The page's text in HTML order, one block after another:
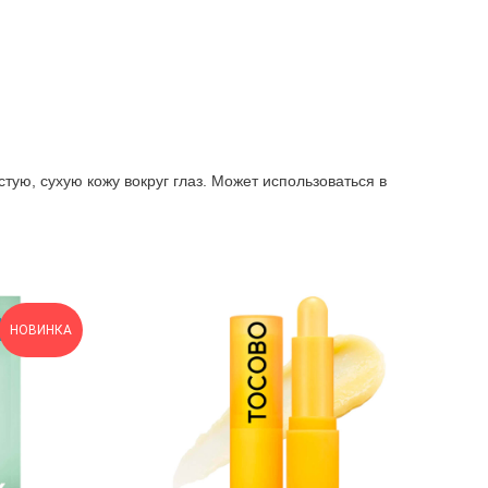
сухую кожу вокруг глаз. Может использоваться в
НОВИНКА